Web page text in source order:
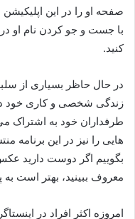
صفحه او را در این
با جست و جو کردن نام او
کنید.
در حال حاظر بسیاری از
زندگی شخصی و کاری خود
طرفداران خود به اشتراک
هایی را نیز در این برنامه
بگوییم اگر دوست دارید
معروف ببینید، بهتر است به
امروزه اکثر افراد در